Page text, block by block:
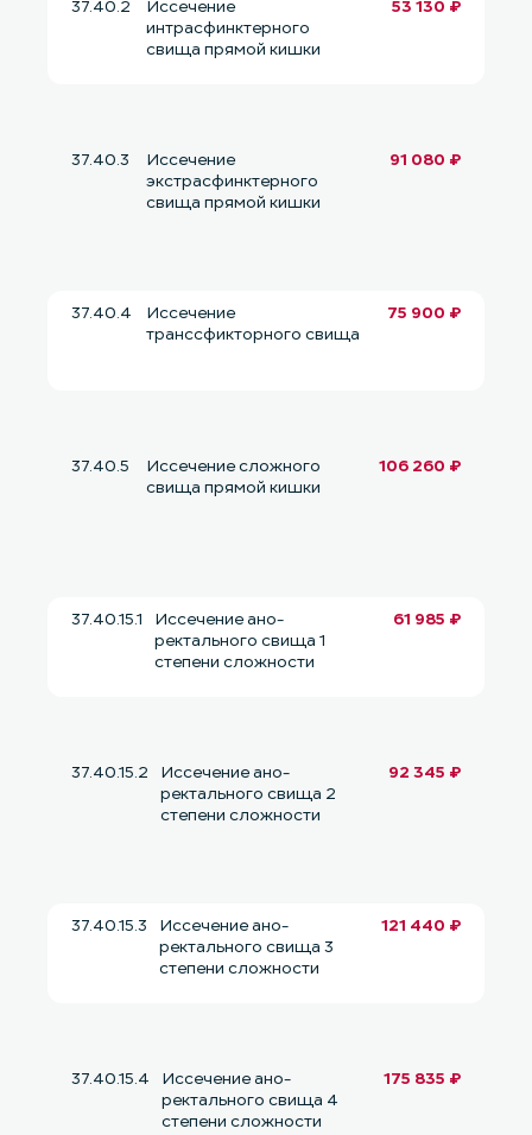
37.40.2
Иссечение
интрасфинктерного
свища прямой кишки
53 130 ₽
37.40.3
Иссечение
экстрасфинктерного
свища прямой кишки
91 080 ₽
37.40.4
Иссечение
транссфикторного свища
75 900 ₽
37.40.5
Иссечение сложного
свища прямой кишки
106 260 ₽
37.40.15.1
Иссечение ано-
ректального свища 1
степени сложности
61 985 ₽
37.40.15.2
Иссечение ано-
ректального свища 2
степени сложности
92 345 ₽
37.40.15.3
Иссечение ано-
ректального свища 3
степени сложности
121 440 ₽
37.40.15.4
Иссечение ано-
ректального свища 4
степени сложности
175 835 ₽